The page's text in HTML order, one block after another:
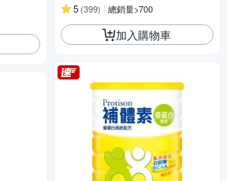
5 (399) 總銷量>700
加入購物車